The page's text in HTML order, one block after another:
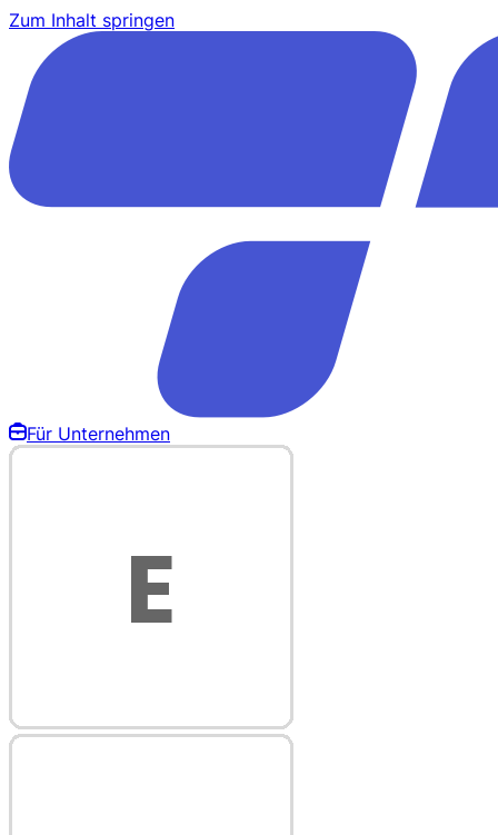
Zum Inhalt springen
Für Unternehmen